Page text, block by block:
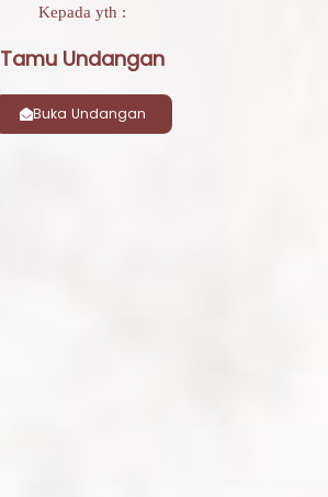
Kepada yth :
Tamu Undangan
Buka Undangan